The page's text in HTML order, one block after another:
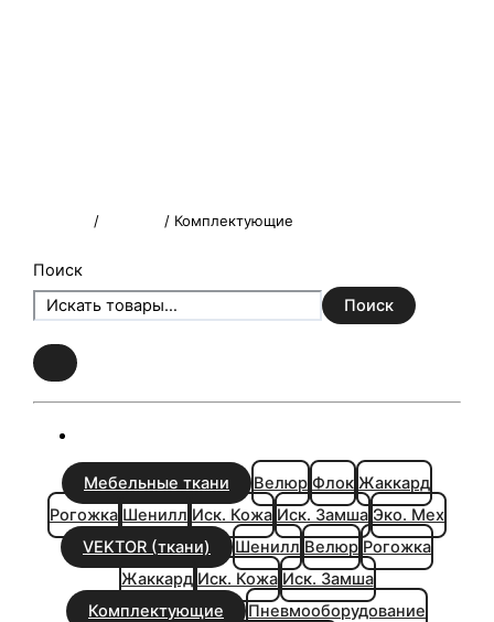
/ / Комплектующие
Поиск
Поиск
Мебельные ткани Велюр Флок Жаккард
Рогожка Шенилл Иск. Кожа Иск. Замша Эко. Мех
VEKTOR (ткани)
Шенилл Велюр Рогожка
Жаккард Иск. Кожа Иск. Замша
Комплектующие
Пневмооборудование